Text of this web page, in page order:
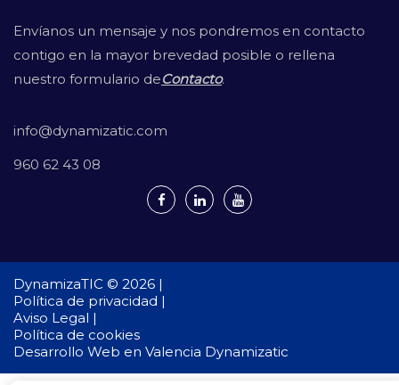
Envíanos un mensaje y nos pondremos en contacto
contigo en la mayor brevedad posible o rellena
nuestro formulario deContacto.
info@dynamizatic.com
960 62 43 08
DynamizaTIC © 2026 |
Política de privacidad |
Aviso Legal |
Política de cookies
Desarrollo Web en Valencia Dynamizatic